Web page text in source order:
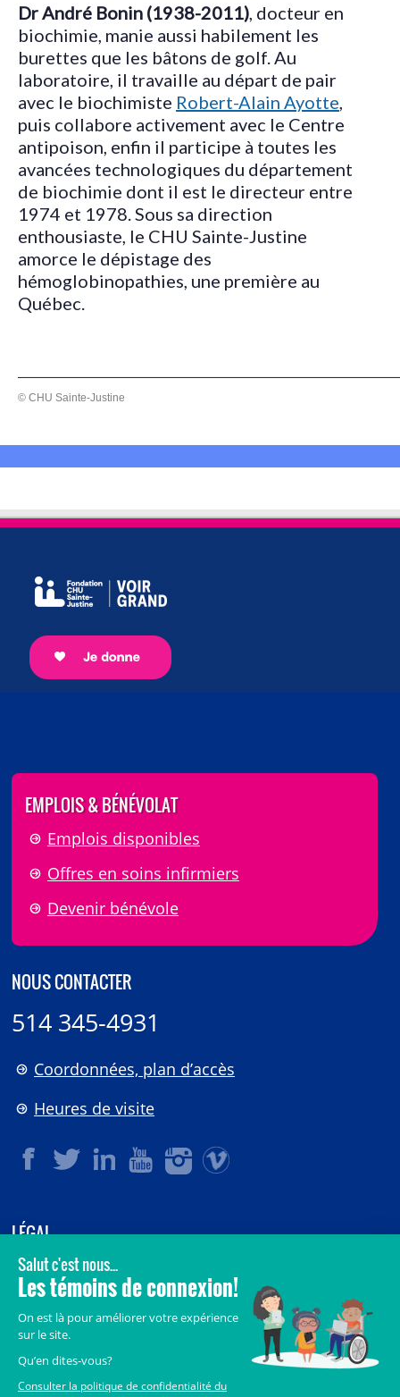
Dr André Bonin (1938-2011) , docteur en
biochimie, manie aussi habilement les
burettes que les bâtons de golf. Au
laboratoire, il travaille au départ de pair
avec le biochimiste Robert-Alain Ayotte
puis collabore activement avec le Centre
antipoison, enfin il participe à toutes les
avancées technologiques du département
de biochimie dont il est le directeur entre
1974 et 1978. Sous sa direction
enthousiaste, le CHU Sainte-Justine
amorce le dépistage des
hémoglobinopathies, une première au
Québec.
© CHU Sainte-Justine
EMPLOIS & BÉNÉVOLAT
Emplois disponibles
Offres en soins infirmiers
Devenir bénévole
NOUS CONTACTER
514 345-4931
Coordonnées, plan d’accès
Heures de visite
LÉGAL
© 2006-2026CHU Sainte-Justine.
Tous droits réservés.
Crédits
Accès aux documents des organismes publics